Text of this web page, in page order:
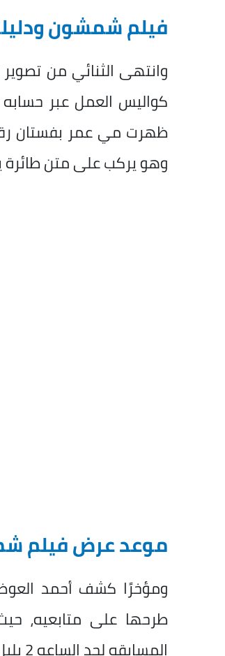
فيلم شمشون
وانتهى الثنائي من
كواليس العمل عبر
ظهرت مي عمر بفستان
وهو يركب على متن طائرة
موعد عرض فيلم
ومؤخرًا كشف أحمد
طرحها على متابعيه،
المسابقه لحد الساعه 2 بليل عشر فايزين كل فايز 2000 جنيه".